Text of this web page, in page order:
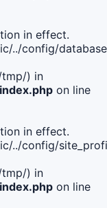
in effect.
../config/
) in
on line
in effect.
../config/
) in
on line